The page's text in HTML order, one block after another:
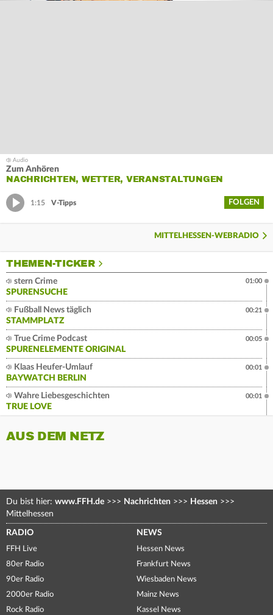
Zum Anhören
NACHRICHTEN, WETTER, VERANSTALTUNGEN
1:15 V-Tipps FOLGEN
MITTELHESSEN-WEBRADIO
THEMEN-TICKER
stern Crime
SPURENSUCHE
01:00
Fußball News täglich
STAMMPLATZ
00:21
True Crime Podcast
SPURENELEMENTE ORIGINAL
00:05
Klaas Heufer-Umlauf
BAYWATCH BERLIN
00:01
Wahre Liebesgeschichten
TRUE LOVE
00:01
AUS DEM NETZ
Du bist hier: www.FFH.de >>> Nachrichten >>> Hessen >>>
Mittelhessen
RADIO
FFH Live
80er Radio
90er Radio
2000er Radio
Rock Radio
NEWS
Hessen News
Frankfurt News
Wiesbaden News
Mainz News
Kassel News